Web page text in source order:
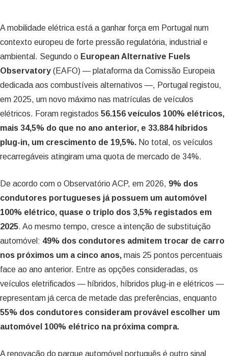
A mobilidade elétrica está a ganhar força em Portugal num
contexto europeu de forte pressão regulatória, industrial e
ambiental. Segundo o European Alternative Fuels
Observatory (EAFO) — plataforma da Comissão Europeia
dedicada aos combustíveis alternativos —, Portugal registou,
em 2025, um novo máximo nas matrículas de veículos
elétricos. Foram registados 56.156 veículos 100% elétricos,
mais 34,5% do que no ano anterior, e 33.884 híbridos
plug-in, um crescimento de 19,5%. No total, os veículos
recarregáveis atingiram uma quota de mercado de 34%.
De acordo com o Observatório ACP, em 2026, 9% dos
condutores portugueses já possuem um automóvel
100% elétrico, quase o triplo dos 3,5% registados em
2025. Ao mesmo tempo, cresce a intenção de substituição
automóvel: 49% dos condutores admitem trocar de carro
nos próximos um a cinco anos, mais 25 pontos percentuais
face ao ano anterior. Entre as opções consideradas, os
veículos eletrificados — híbridos, híbridos plug-in e elétricos —
representam já cerca de metade das preferências, enquanto
55% dos condutores consideram provável escolher um
automóvel 100% elétrico na próxima compra.
A renovação do parque automóvel português é outro sinal